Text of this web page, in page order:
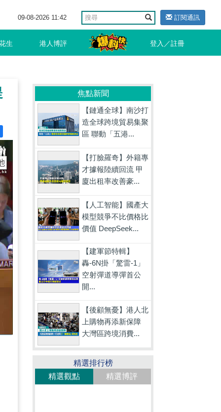
09-08-2026 11:42 訂閱通訊
生 港人博評 登入／註冊
焦點新聞
【鏈通全球】南沙打
造全球跨境貿易集聚
區 聯動「五港...
【打臉羅奇】外籍專
才據報陸續回流 甲
廈出租率改善豪...
【人工智能】國產大
模型競爭不比價格比
價值 DeepSeek...
【建軍節特輯】
轟-6N掛「驚雷-1」
空射彈道導彈首公
開...
【後顧無憂】港人北
上購物再添新保障
大灣區跨境消費...
精選排行榜
精選觀點
精選博評